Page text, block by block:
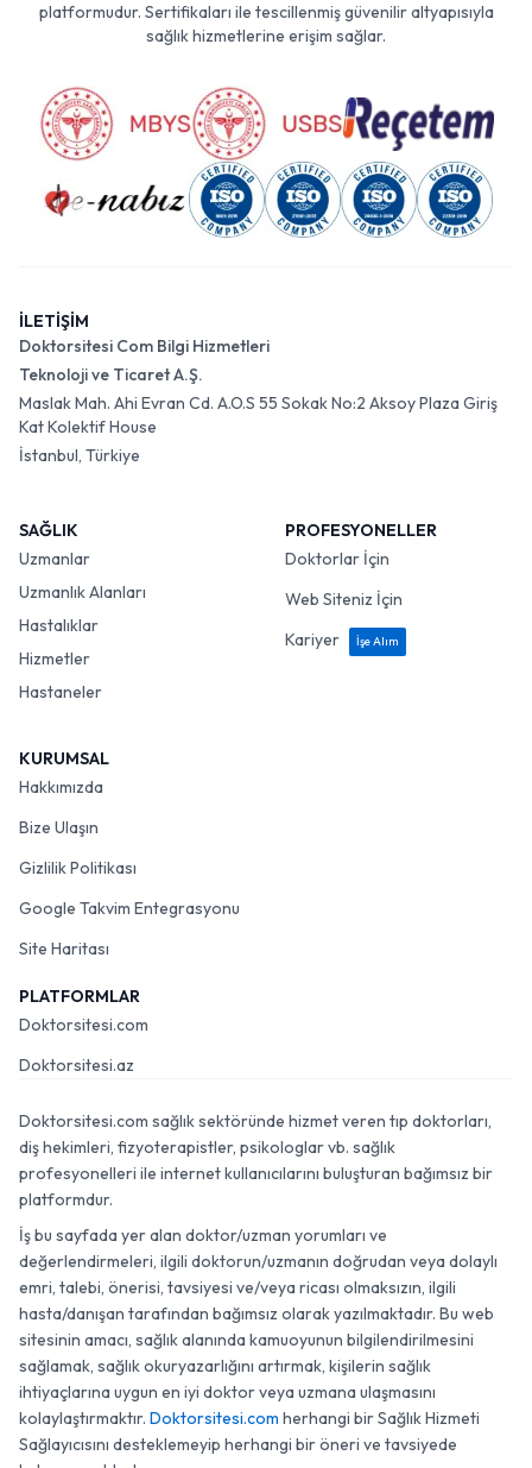
platformudur. Sertifikaları ile tescillenmiş güvenilir altyapısıyla
sağlık hizmetlerine erişim sağlar.
İLETİŞİM
Doktorsitesi Com Bilgi Hizmetleri
Teknoloji ve Ticaret A.Ş.
Maslak Mah. Ahi Evran Cd. A.O.S 55 Sokak No:2 Aksoy Plaza Giriş
Kat Kolektif House
İstanbul, Türkiye
SAĞLIK
Uzmanlar
Uzmanlık Alanları
Hastalıklar
Hizmetler
Hastaneler
PROFESYONELLER
Doktorlar İçin
Web Siteniz İçin
Kariyer
İşe Alım
KURUMSAL
Hakkımızda
Bize Ulaşın
Gizlilik Politikası
Google Takvim Entegrasyonu
Site Haritası
PLATFORMLAR
Doktorsitesi.com
Doktorsitesi.az
Doktorsitesi.com sağlık sektöründe hizmet veren tıp doktorları,
diş hekimleri, fizyoterapistler, psikologlar vb. sağlık
profesyonelleri ile internet kullanıcılarını buluşturan bağımsız bir
platformdur.
İş bu sayfada yer alan doktor/uzman yorumları ve
değerlendirmeleri, ilgili doktorun/uzmanın doğrudan veya dolaylı
emri, talebi, önerisi, tavsiyesi ve/veya ricası olmaksızın, ilgili
hasta/danışan tarafından bağımsız olarak yazılmaktadır. Bu web
sitesinin amacı, sağlık alanında kamuoyunun bilgilendirilmesini
sağlamak, sağlık okuryazarlığını artırmak, kişilerin sağlık
ihtiyaçlarına uygun en iyi doktor veya uzmana ulaşmasını
kolaylaştırmaktır. Doktorsitesi.com herhangi bir Sağlık Hizmeti
Sağlayıcısını desteklemeyip herhangi bir öneri ve tavsiyede